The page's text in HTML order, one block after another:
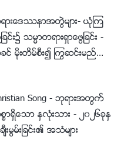
ားေဒႆနာအတြဲမ်ား- ယုံၾက
င္း၌ သမၼာတရားရွာေဖြျခင္း -
င္ မိုးတိမ္စီး၍ ႂကြဆင္းမည္ကို
Song - ဘုရားအတြက္
ၥာရွိေသာ ႏွလုံးသား - ၂၀၂၆ခုႏွ
းမြမ္းျခင္း၏ အသံမ်ား